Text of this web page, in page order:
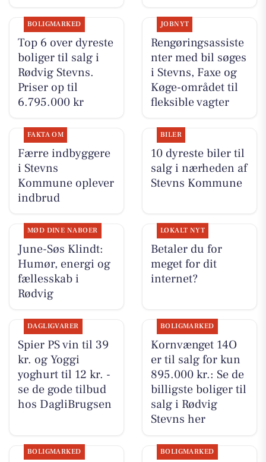
BOLIGMARKED
Top 6 over dyreste
boliger til salg i
Rødvig Stevns.
Priser op til
6.795.000 kr
JOBNYT
Rengøringsassiste
nter med bil søges
i Stevns, Faxe og
Køge-området til
fleksible vagter
FAKTA OM
Færre indbyggere
i Stevns
Kommune oplever
indbrud
BILER
10 dyreste biler til
salg i nærheden af
Stevns Kommune
MØD DINE NABOER
June-Søs Klindt:
Humør, energi og
fællesskab i
Rødvig
LOKALT NYT
Betaler du for
meget for dit
internet?
DAGLIGVARER
Spier PS vin til 39
kr. og Yoggi
yoghurt til 12 kr. -
se de gode tilbud
hos DagliBrugsen
BOLIGMARKED
Kornvænget 14O
er til salg for kun
895.000 kr.: Se de
billigste boliger til
salg i Rødvig
Stevns her
BOLIGMARKED BOLIGMARKED